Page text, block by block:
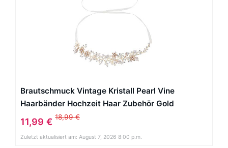
Brautschmuck Vintage Kristall Pearl Vine
Haarbänder Hochzeit Haar Zubehör Gold
11,99 € 18,99 €
Zuletzt aktualisiert am: August 7, 2026 8:00 p.m.